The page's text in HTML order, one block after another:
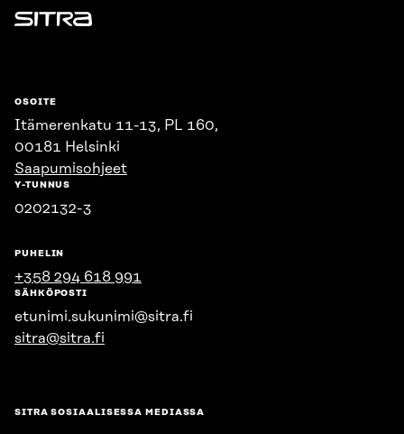
Sitra
OSOITE
Itämerenkatu 11-13, PL 160,
00181 Helsinki
Saapumisohjeet
Y-TUNNUS
0202132-3
PUHELIN
+358 294 618 991
SÄHKÖPOSTI
etunimi.sukunimi@sitra.fi
sitra@sitra.fi
SITRA SOSIAALISESSA MEDIASSA